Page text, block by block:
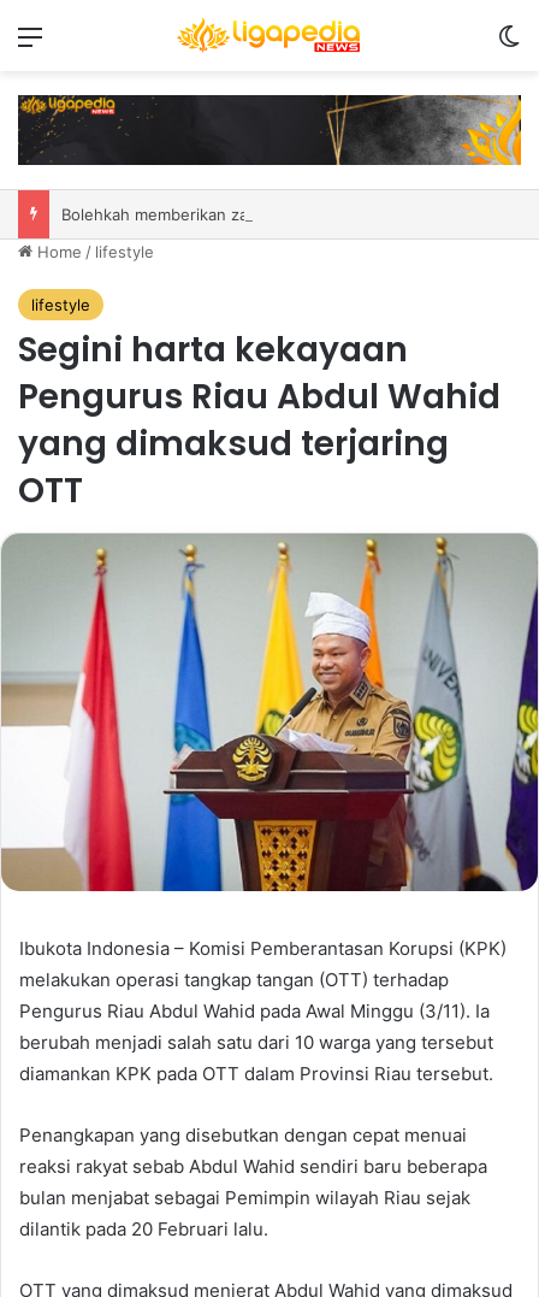
Home / lifestyle
lifestyle
Segini harta kekayaan
Pengurus Riau Abdul Wahid
yang dimaksud terjaring
OTT
Ibukota Indonesia – Komisi Pemberantasan Korupsi (KPK)
melakukan operasi tangkap tangan (OTT) terhadap
Pengurus Riau Abdul Wahid pada Awal Minggu (3/11). Ia
berubah menjadi salah satu dari 10 warga yang tersebut
diamankan KPK pada OTT dalam Provinsi Riau tersebut.
Penangkapan yang disebutkan dengan cepat menuai
reaksi rakyat sebab Abdul Wahid sendiri baru beberapa
bulan menjabat sebagai Pemimpin wilayah Riau sejak
dilantik pada 20 Februari lalu.
OTT yang dimaksud menjerat Abdul Wahid yang dimaksud